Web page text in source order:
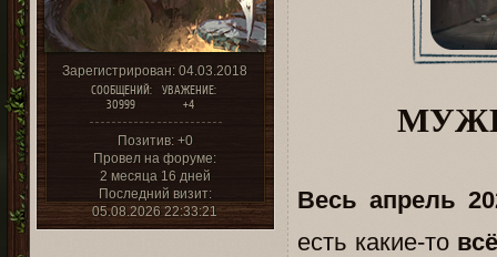
Зарегистрирован: 04.03.2018
СООБЩЕНИЙ:
30999
УВАЖЕНИЕ:
+4
Позитив: +0
Провел на форуме:
2 месяца 16 дней
Последний визит:
05.08.2026 22:33:21
Весь апрель
есть какие-то